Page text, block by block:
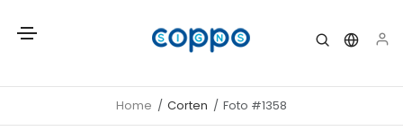
Home Corten Foto #1358